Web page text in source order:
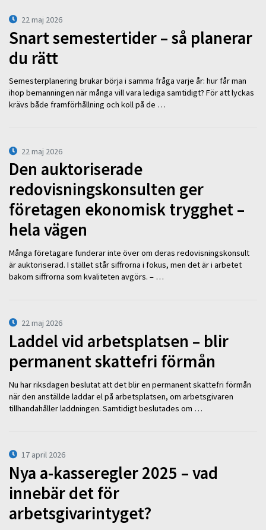
22 maj 2026
Snart semestertider – så planerar
du rätt
Semesterplanering brukar börja i samma fråga varje år: hur får man
ihop bemanningen när många vill vara lediga samtidigt? För att lyckas
krävs både framförhållning och koll på de …
22 maj 2026
Den auktoriserade
redovisningskonsulten ger
företagen ekonomisk trygghet –
hela vägen
Många företagare funderar inte över om deras redovisningskonsult
är auktoriserad. I stället står siffrorna i fokus, men det är i arbetet
bakom siffrorna som kvaliteten avgörs. – …
22 maj 2026
Laddel vid arbetsplatsen – blir
permanent skattefri förmån
Nu har riksdagen beslutat att det blir en permanent skattefri förmån
när den anställde laddar el på arbetsplatsen, om arbetsgivaren
tillhandahåller laddningen. Samtidigt beslutades om …
17 april 2026
Nya a-kasseregler 2025 – vad
innebär det för
arbetsgivarintyget?